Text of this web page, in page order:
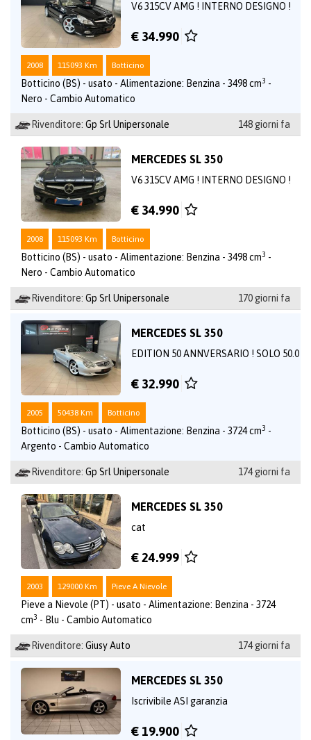
V6 315CV AMG ! INTERNO DESIGNO !
€ 34.990
2008 115093 Km Botticino
Botticino (BS) - usato - Alimentazione: Benzina - 3498 cm3 -
Nero - Cambio Automatico
Rivenditore: Gp Srl Unipersonale 148 giorni fa
MERCEDES SL 350
V6 315CV AMG ! INTERNO DESIGNO !
€ 34.990
2008 115093 Km Botticino
Botticino (BS) - usato - Alimentazione: Benzina - 3498 cm3 -
Nero - Cambio Automatico
Rivenditore: Gp Srl Unipersonale 170 giorni fa
MERCEDES SL 350
EDITION 50 ANNVERSARIO ! SOLO 50.0
€ 32.990
2005 50438 Km Botticino
Botticino (BS) - usato - Alimentazione: Benzina - 3724 cm3 -
Argento - Cambio Automatico
Rivenditore: Gp Srl Unipersonale 174 giorni fa
MERCEDES SL 350
cat
€ 24.999
2003 129000 Km Pieve A Nievole
Pieve a Nievole (PT) - usato - Alimentazione: Benzina - 3724
cm3 - Blu - Cambio Automatico
Rivenditore: Giusy Auto 174 giorni fa
MERCEDES SL 350
Iscrivibile ASI garanzia
€ 19.900